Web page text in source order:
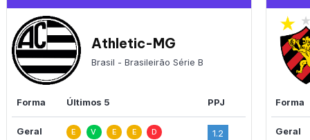
Athletic-MG
Brasil - Brasileirão Série B
Forma Últimos 5 PPJ
Geral E V E E D 1.2
Forma
Geral